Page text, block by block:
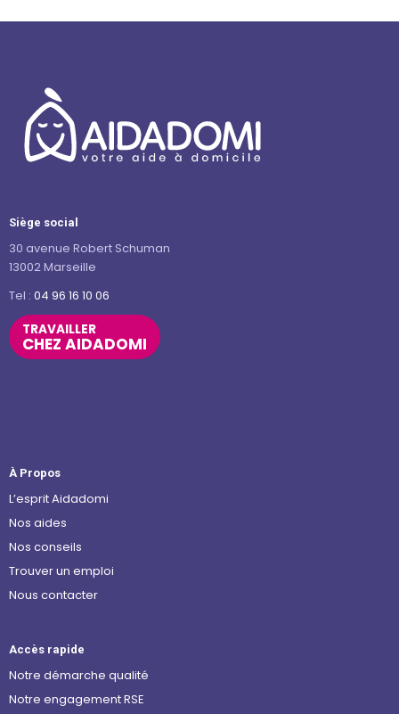
Siège social
30 avenue Robert Schuman
13002 Marseille
Tel : 04 96 16 10 06
TRAVAILLER
CHEZ AIDADOMI
À Propos
L’esprit Aidadomi
Nos aides
Nos conseils
Trouver un emploi
Nous contacter
Accès rapide
Notre démarche qualité
Notre engagement RSE